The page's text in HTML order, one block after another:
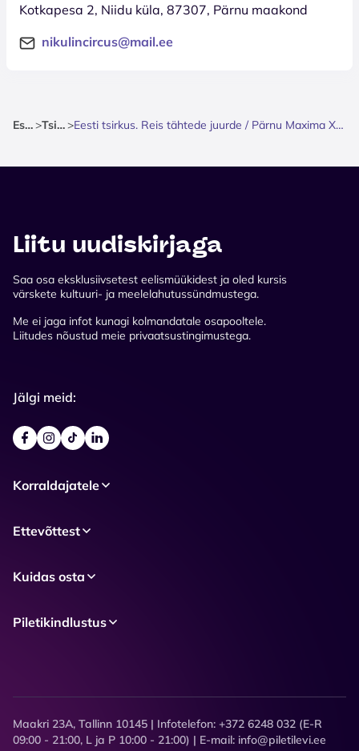
Kotkapesa 2, Niidu küla, 87307, Pärnu maakond
nikulincircus@mail.ee
Esileht > Tsirkus > Eesti tsirkus. Reis tähtede juurde / Pärnu Maxima XXX vastas, Riia mnt 129c
Liitu uudiskirjaga
Saa osa eksklusiivsetest eelismüükidest ja oled kursis
värskete kultuuri- ja meelelahutussündmustega.
Me ei jaga infot kunagi kolmandatale osapooltele.
Liitudes nõustud meie privaatsustingimustega.
Jälgi meid:
Korraldajatele
Ettevõttest
Kuidas osta
Piletikindlustus
Maakri 23A, Tallinn 10145 | Infotelefon: +372 6248 032 (E-R
09:00 - 21:00, L ja P 10:00 - 21:00) | E-mail: info@piletilevi.ee